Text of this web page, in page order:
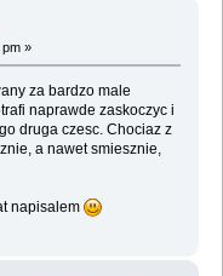
»
za bardzo male
naprawde zaskoczyc i
druga czesc. Chociaz z
a nawet smiesznie,
napisalem